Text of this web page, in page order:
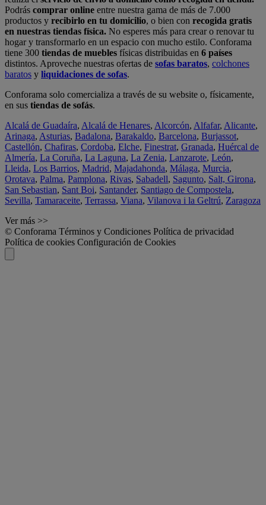
Podrás comprar online entre nuestra gama de más de 7.000
productos y recibirlo en tu domicilio, o bien con recogida gratis
en nuestras tiendas física. No esperes más para crear o renovar tu
hogar y transformarlo en un espacio con mucho estilo. Conforama
tiene 300 tiendas de muebles físicas distribuidas en 6 países
distintos. Aproveche nuestras ofertas de sofas baratos, colchones
baratos y liquidaciones de sofas.
Conforama solo comercializa a través de su website o, físicamente,
en sus tiendas de sofás.
Alcalá de Guadaíra, Alcalá de Henares, Alcorcón, Alfafar, Alicante,
Arinaga, Asturias, Badalona, Barakaldo, Barcelona, Burjassot,
Castellón, Chafiras, Cordoba, Elche, Finestrat, Granada, Huércal de
Almería, La Coruña, La Laguna, La Zenia, Lanzarote, León,
Lleida, Los Barrios, Madrid, Majadahonda, Málaga, Murcia,
Orotava, Palma, Pamplona, Rivas, Sabadell, Sagunto, Salt, Girona,
San Sebastian, Sant Boi, Santander, Santiago de Compostela,
Sevilla, Tamaraceite, Terrassa, Viana, Vilanova i la Geltrú, Zaragoza
Ver más >>
© Conforama Términos y Condiciones Política de privacidad
Política de cookies Configuración de Cookies